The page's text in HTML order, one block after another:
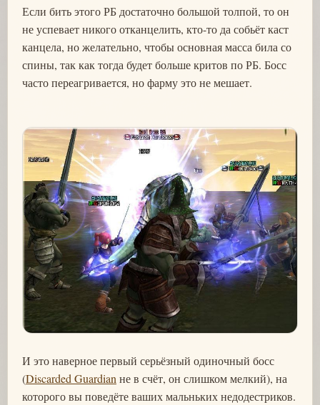
Если бить этого РБ достаточно большой толпой, то он
не успевает никого отканцелить, кто-то да собьёт каст
канцела, но желательно, чтобы основная масса била со
спины, так как тогда будет больше критов по РБ. Босс
часто переагривается, но фарму это не мешает.
И это наверное первый серьёзный одиночный босс
(Discarded Guardian не в счёт, он слишком мелкий), на
которого вы поведёте ваших мальньких недодестриков.